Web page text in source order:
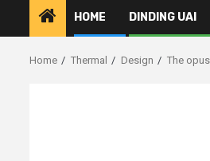
HOME DINDING UAI
Home Thermal Design The